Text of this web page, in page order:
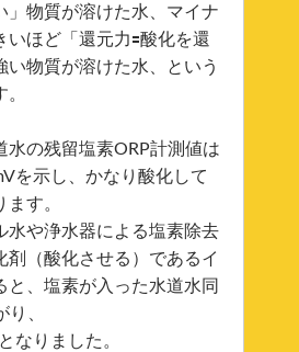
」物質が溶けた水、マイナ
いほど「還元力🟰酸化を還
い物質が溶けた水、という
水の残留塩素ORP計測値は
を示し、かなり酸化して
す。
水や浄水器による塩素除去
剤（酸化させる）であるイ
と、塩素が入った水道水同
り、
なりました。